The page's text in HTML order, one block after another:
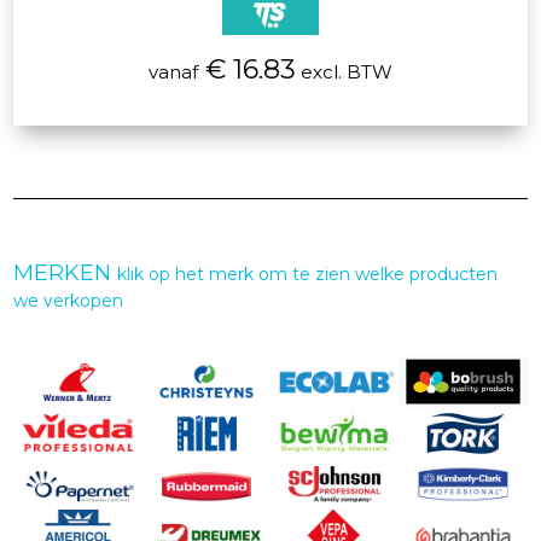
vanaf€ 16.83 excl. BTW
MERKENklik op het merk om te zien welke producten
we verkopen